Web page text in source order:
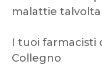
malattie
I tuoi farmacisti
Collegno